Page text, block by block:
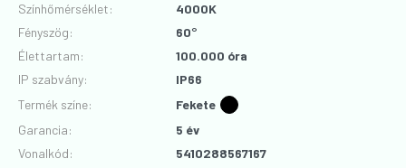
Színhőmérséklet:
4000K
Fényszög:
60°
Élettartam:
100.000 óra
IP szabvány:
IP66
Termék színe:
Fekete
Garancia:
5 év
Vonalkód:
5410288567167